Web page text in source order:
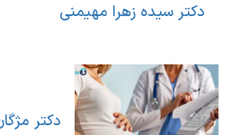
دکتر سیده زهرا مهیمنی
دکتر